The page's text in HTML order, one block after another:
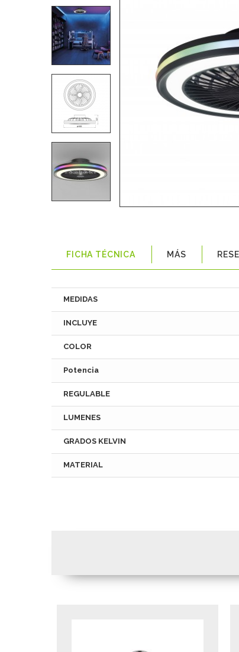
FICHA TÉCNICA MÁS
MEDIDAS
INCLUYE
COLOR
Potencia
REGULABLE
LUMENES
GRADOS KELVIN
MATERIAL